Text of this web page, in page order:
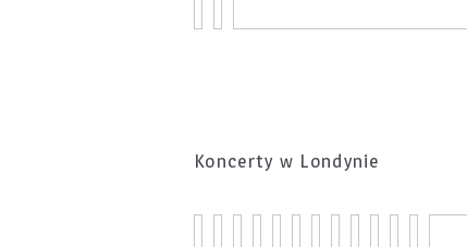
Koncerty w Londynie